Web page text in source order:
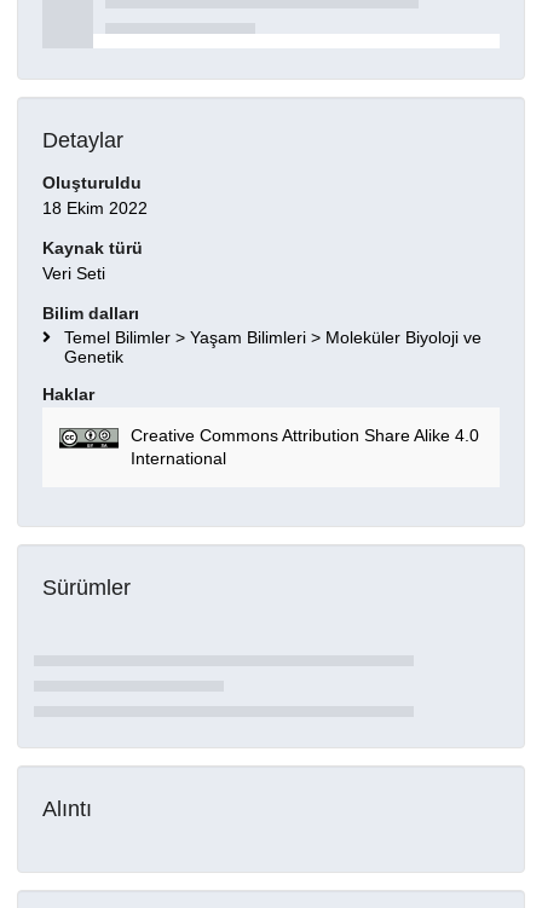
Detaylar
Oluşturuldu
18 Ekim 2022
Kaynak türü
Veri Seti
Bilim dalları
Temel Bilimler > Yaşam Bilimleri > Moleküler Biyoloji ve
Genetik
Haklar
Creative Commons Attribution Share Alike 4.0
International
Sürümler
Alıntı